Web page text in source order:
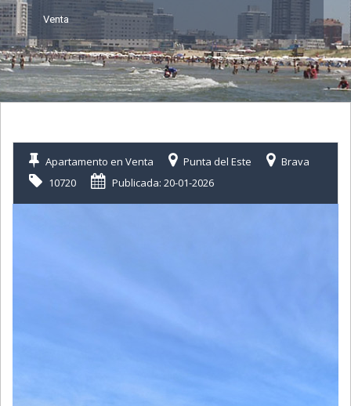
Venta
Apartamento en Venta Punta del Este
Brava
10720
Publicada: 20-01-2026